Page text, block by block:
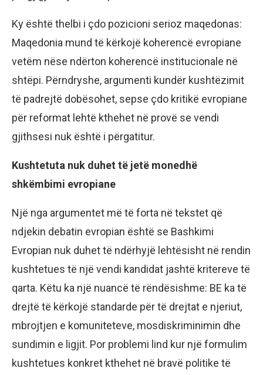
Ky është thelbi i çdo pozicioni serioz maqedonas:
Maqedonia mund të kërkojë koherencë evropiane
vetëm nëse ndërton koherencë institucionale në
shtëpi. Përndryshe, argumenti kundër kushtëzimit
të padrejtë dobësohet, sepse çdo kritikë evropiane
për reformat lehtë kthehet në provë se vendi
gjithsesi nuk është i përgatitur.
Kushtetuta nuk duhet të jetë monedhë
shkëmbimi evropiane
Një nga argumentet më të forta në tekstet që
ndjekin debatin evropian është se Bashkimi
Evropian nuk duhet të ndërhyjë lehtësisht në rendin
kushtetues të një vendi kandidat jashtë kritereve të
qarta. Këtu ka një nuancë të rëndësishme: BE ka të
drejtë të kërkojë standarde për të drejtat e njeriut,
mbrojtjen e komuniteteve, mosdiskriminimin dhe
sundimin e ligjit. Por problemi lind kur një formulim
kushtetues konkret kthehet në bravë politike të